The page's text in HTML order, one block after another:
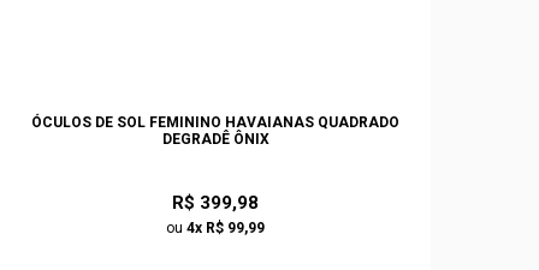
ÓCULOS DE SOL FEMININO HAVAIANAS QUADRADO
DEGRADÊ ÔNIX
R$ 399,98
ou 4x R$ 99,99